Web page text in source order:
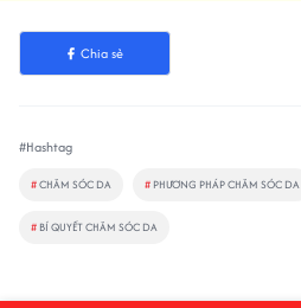
Chia sẻ
#Hashtag
#CHĂM SÓC DA # PHƯƠNG PHÁP CHĂM SÓC DA
# BÍ QUYẾT CHĂM SÓC DA